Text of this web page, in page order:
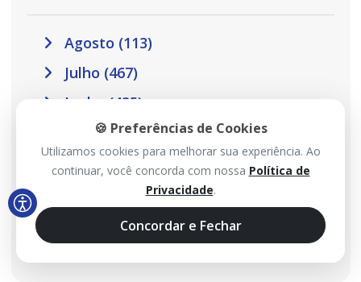
Agosto (113)
Julho (467)
Junho (485)
Maio (517)
Abril (457)
Março (410)
Fevereiro (301)
🍪 Preferências de Cookies
Utilizamos cookies para melhorar sua experiência. Ao
continuar, você concorda com nossa Política de
Privacidade.
Concordar e Fechar